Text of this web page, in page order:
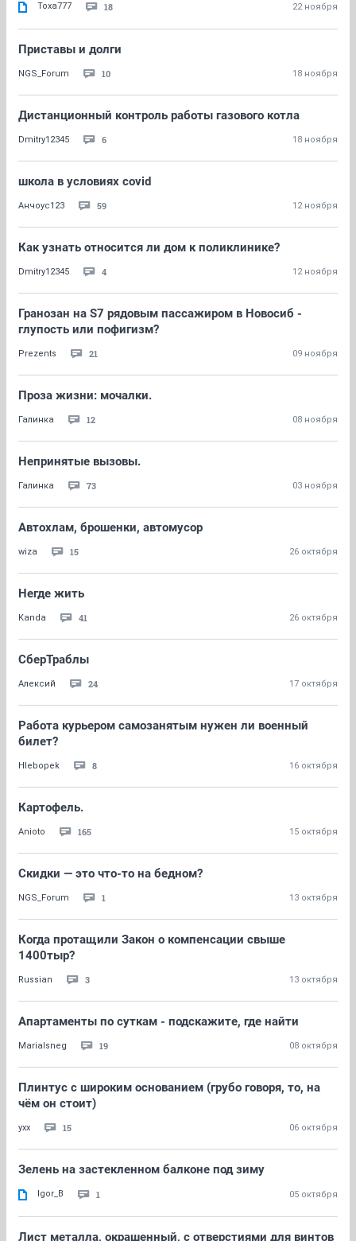
Toxa777 18 22 ноября
Приставы и долги
NGS_Forum 10 18 ноября
Дистанционный контроль работы газового котла
Dmitry12345 6 18 ноября
школа в условиях covid
Анчоус123 59 12 ноября
Как узнать относится ли дом к поликлинике?
Dmitry12345 4 12 ноября
Гранозан на S7 рядовым пассажиром в Новосиб -
глупость или пофигизм?
Prezents 21 09 ноября
Проза жизни: мочалки.
Галинка 12 08 ноября
Непринятые вызовы.
Галинка 73 03 ноября
Автохлам, брошенки, автомусор
wiza 15 26 октября
Негде жить
Kanda 41 26 октября
СберТраблы
Алексий 24 17 октября
Работа курьером самозанятым нужен ли военный
билет?
Hlebopek 8 16 октября
Картофель.
Anioto 165 15 октября
Скидки — это что-то на бедном?
NGS_Forum 1 13 октября
Когда протащили Закон о компенсации свыше
1400тыр?
Russian 3 13 октября
Апартаменты по суткам - подскажите, где найти
MariaIsneg 19 08 октября
Плинтус с широким основанием (грубо говоря, то, на
чём он стоит)
yxx 15 06 октября
Зелень на застекленном балконе под зиму
Igor_B 1 05 октября
Лист металла, окрашенный, с отверстиями для винтов